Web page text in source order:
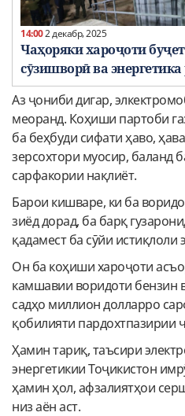
14:002 декабр, 2025
Чаҳоряки хароҷоти
сӯзишворӣ ва
Аз ҷониби дигар,
меоранд. Коҳиши партоби
ба беҳбуди сифати ҳаво,
зерсохтори муосир, баланд
сарфакории нақлиёт.
Барои кишваре, ки ба
зиёд дорад, ба барқ
қадамест ба сӯйи истиқлоли
Он ба коҳиши хароҷоти
камшавии воридоти бензин
садҳо миллион долларро
қобилияти пардохтпазирии
Ҳамин тариқ, таъсири
энергетикии Тоҷикистон
ҳамин ҳол, афзалиятҳои
низ аён аст.